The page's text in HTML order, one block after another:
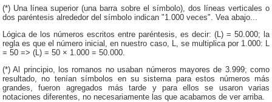
(*) Una línea superior (una barra sobre el símbolo), dos líneas verticales o
dos paréntesis alrededor del símbolo indican "1.000 veces". Vea abajo...
Lógica de los números escritos entre paréntesis, es decir: (L) = 50.000; la
regla es que el número inicial, en nuestro caso, L, se multiplica por 1.000: L
= 50 => (L) = 50 × 1.000 = 50.000.
(*) Al principio, los romanos no usaban números mayores de 3.999; como
resultado, no tenían símbolos en su sistema para estos números más
grandes, fueron agregados más tarde y para ellos se usaron varias
notaciones diferentes, no necesariamente las que acabamos de ver arriba.